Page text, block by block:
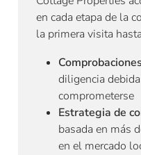
en cada etapa de la
la primera visita
diligencia
comprometerse
Estrategia de
basada en más
en el mercado